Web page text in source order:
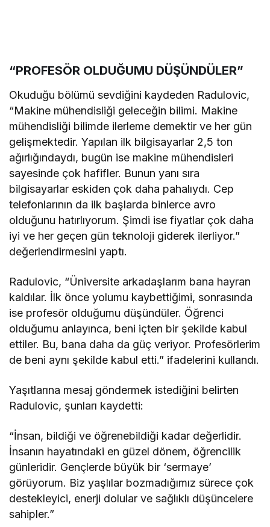
“PROFESÖR OLDUĞUMU DÜŞÜNDÜLER”
Okuduğu bölümü sevdiğini kaydeden Radulovic,
“Makine mühendisliği geleceğin bilimi. Makine
mühendisliği bilimde ilerleme demektir ve her gün
gelişmektedir. Yapılan ilk bilgisayarlar 2,5 ton
ağırlığındaydı, bugün ise makine mühendisleri
sayesinde çok hafifler. Bunun yanı sıra
bilgisayarlar eskiden çok daha pahalıydı. Cep
telefonlarının da ilk başlarda binlerce avro
olduğunu hatırlıyorum. Şimdi ise fiyatlar çok daha
iyi ve her geçen gün teknoloji giderek ilerliyor.”
değerlendirmesini yaptı.
Radulovic, “Üniversite arkadaşlarım bana hayran
kaldılar. İlk önce yolumu kaybettiğimi, sonrasında
ise profesör olduğumu düşündüler. Öğrenci
olduğumu anlayınca, beni içten bir şekilde kabul
ettiler. Bu, bana daha da güç veriyor. Profesörlerim
de beni aynı şekilde kabul etti.” ifadelerini kullandı.
Yaşıtlarına mesaj göndermek istediğini belirten
Radulovic, şunları kaydetti:
“İnsan, bildiği ve öğrenebildiği kadar değerlidir.
İnsanın hayatındaki en güzel dönem, öğrencilik
günleridir. Gençlerde büyük bir ‘sermaye’
görüyorum. Biz yaşlılar bozmadığımız sürece çok
destekleyici, enerji dolular ve sağlıklı düşüncelere
sahipler.”